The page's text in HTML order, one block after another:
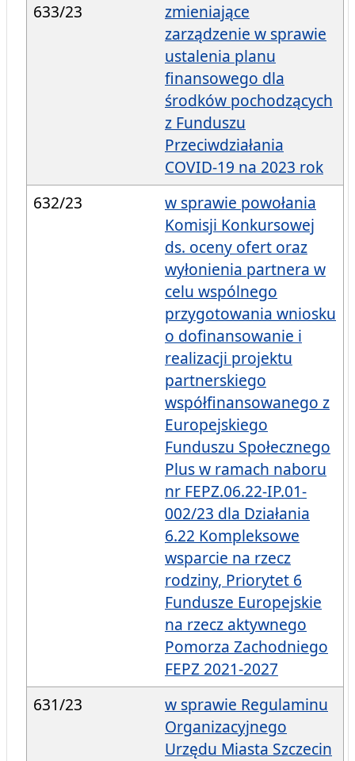
633/23
zmieniające
zarządzenie w sprawie
ustalenia planu
finansowego dla
środków pochodzących
z Funduszu
Przeciwdziałania
COVID-19 na 2023 rok
632/23
w sprawie powołania
Komisji Konkursowej
ds. oceny ofert oraz
wyłonienia partnera w
celu wspólnego
przygotowania wniosku
o dofinansowanie i
realizacji projektu
partnerskiego
współfinansowanego z
Europejskiego
Funduszu Społecznego
Plus w ramach naboru
nr FEPZ.06.22-IP.01-
002/23 dla Działania
6.22 Kompleksowe
wsparcie na rzecz
rodziny, Priorytet 6
Fundusze Europejskie
na rzecz aktywnego
Pomorza Zachodniego
FEPZ 2021-2027
631/23
w sprawie Regulaminu
Organizacyjnego
Urzędu Miasta Szczecin